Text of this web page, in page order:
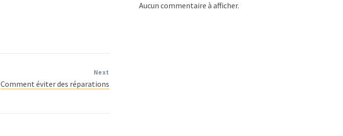
Next
Comment éviter des réparations
Aucun commentaire à afficher.